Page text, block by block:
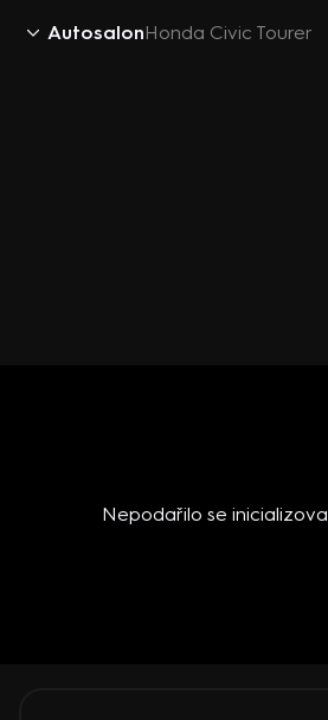
AutosalonHonda Civic Tourer
Nepodařilo se